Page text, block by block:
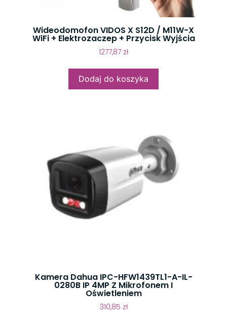
Wideodomofon VIDOS X S12D / M11W-X
WiFi + Elektrozaczep + Przycisk Wyjścia
1277,87 zł
Dodaj do koszyka
Kamera Dahua IPC-HFW1439TL1-A-IL-
0280B IP 4MP Z Mikrofonem I
Oświetleniem
310,85 zł